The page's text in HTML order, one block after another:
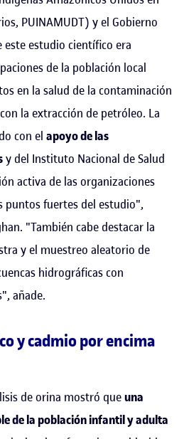
PUINAMUDT) y el Gobierno
estudio científico era
de la población local
en la salud de la contaminación
la extracción de petróleo. La
con el apoyo de las
y del Instituto Nacional de Salud
activa de las organizaciones
puntos fuertes del estudio",
"También cabe destacar la
y el muestreo aleatorio de
hidrográficas con
añade.
y cadmio por encima
de orina mostró queuna
de la población infantil y adulta